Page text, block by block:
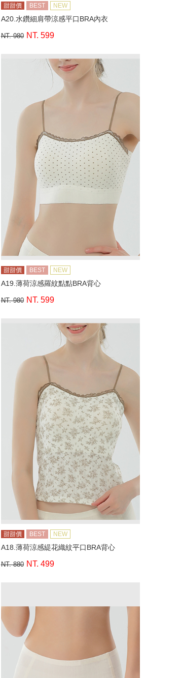
甜甜價 BEST NEW
A20.水鑽細肩帶涼感平口BRA內衣
NT. 980 NT. 599
甜甜價 BEST NEW
A19.薄荷涼感羅紋點點BRA背心
NT. 980 NT. 599
甜甜價 BEST NEW
A18.薄荷涼感緹花織紋平口BRA背心
NT. 880 NT. 499